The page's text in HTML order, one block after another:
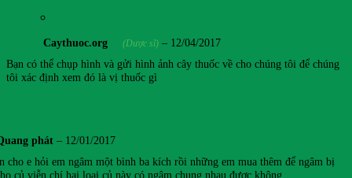
Caythuoc.org (Dược sĩ) – 12/04/2017
Bạn có thể chụp hình và gửi hình ảnh cây thuốc về cho chúng tôi để chúng
tôi xác định xem đó là vị thuốc gì
phát – 12/01/2017
cho e hỏi em ngâm một bình ba kích rồi những em mua thêm để ngâm bị
củ viễn chí hai loại củ này có ngâm chung nhau được không